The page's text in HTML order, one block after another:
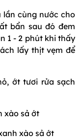
lần cùng nước cho
bẩn sau đó đem
1 - 2 phút khi thấy
lấy thịt vẹm để
ớt tươi rửa sạch
xào sả ớt